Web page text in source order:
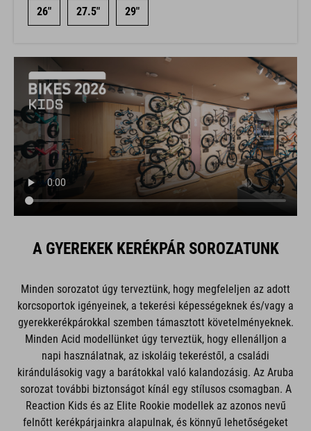
26" 27.5" 29"
A GYEREKEK KERÉKPÁR SOROZATUNK
Minden sorozatot úgy terveztünk, hogy megfeleljen az adott
korcsoportok igényeinek, a tekerési képességeknek és/vagy a
gyerekkerékpárokkal szemben támasztott követelményeknek.
Minden Acid modellünket úgy terveztük, hogy ellenálljon a
napi használatnak, az iskoláig tekeréstől, a családi
kirándulásokig vagy a barátokkal való kalandozásig. Az Aruba
sorozat további biztonságot kínál egy stílusos csomagban. A
Reaction Kids és az Elite Rookie modellek az azonos nevű
felnőtt kerékpárjainkra alapulnak, és könnyű lehetőségeket